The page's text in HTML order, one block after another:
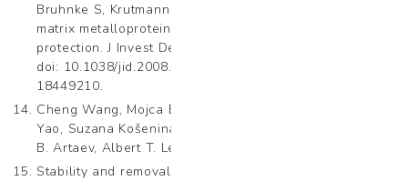
Bruhnke S, Krutmann J. Infrared radiation-induced
matrix metalloproteinase in human skin: implications for
protection. J Invest Dermatol. 2008 Oct;128(10):2491-7.
doi: 10.1038/jid.2008.116. Epub 2008 May 1. PMID:
18449210.
Cheng Wang, Mojca Bavcon Kralj, Berta Košmrlj, Jun
Yao, Suzana Košenina, Olga V. Polyakova, Viatcheslav
B. Artaev, Albert T. Lebedev, Polonca Trebše,
Stability and removal of selected avobenzone’s